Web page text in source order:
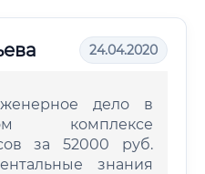
24.04.2020
дело в
комплексе
за 52000 руб.
знания